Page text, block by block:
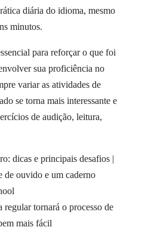
diária do idioma, mesmo
minutos.
para reforçar o que foi
sua proficiência no
variar as atividades de
se torna mais interessante e
de audição, leitura,
regular tornará o processo de
mais fácil